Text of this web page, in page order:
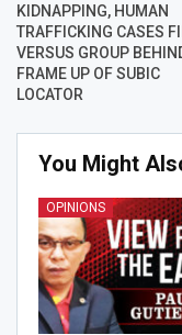
KIDNAPPING, HUMAN
TRAFFICKING CASES
VERSUS GROUP
FRAME UP OF SUBIC
LOCATOR
You Might
OPINIONS